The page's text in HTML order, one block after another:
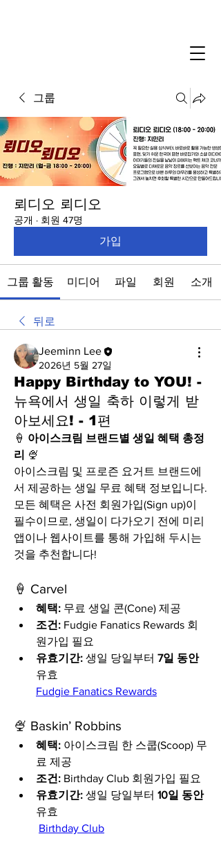
그룹
뢰디오 뢰디오
공개 · 회원 47명
가입
그룹 활동 미디어 파일 회원 소개
뒤로
Jeeminn Lee
2026년 5월 27일
Happy Birthday to YOU! -
뉴욕에서 생일 축하 이렇게 받
아보세요! - 1편
🍦 아이스크림 브랜드별 생일 혜택 총정
리 🍨
아이스크림 및 프로즌 요거트 브랜드에
모든 혜택은 사전 회원가입(Sign up)이
필수이므로, 생일이 다가오기 전에 미리
앱이나 웹사이트를 통해 가입해 두시는
것을 추천합니다!
🍦 Carvel
혜택: 무료 생일 콘(Cone) 제공
조건: Fudgie Fanatics Rewards 회
원가입 필요
유효기간: 생일 당일부터 7일 동안
유효
Fudgie Fanatics Rewards
🍨 Baskin’ Robbins
혜택: 아이스크림 한 스쿱(Scoop) 무
료 제공
조건: Birthday Club 회원가입 필요
유효기간: 생일 당일부터 10일 동안
유효
Birthday Club